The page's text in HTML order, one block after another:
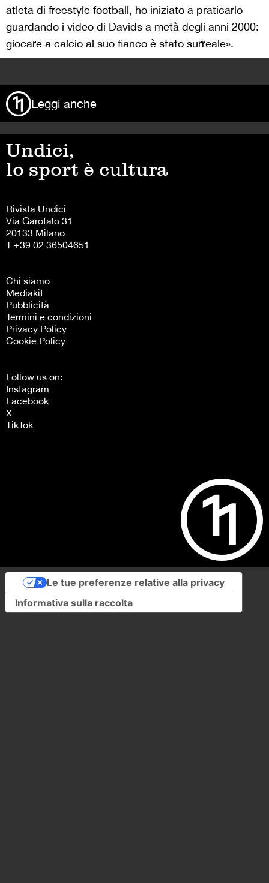
atleta di freestyle football, ho iniziato a praticarlo
guardando i video di Davids a metà degli anni 2000:
giocare a calcio al suo fianco è stato surreale».
Leggi anche
Undici,
lo sport è cultura
Rivista Undici
Via Garofalo 31
20133 Milano
T +39 02 36504651
Chi siamo
Mediakit
Pubblicità
Termini e condizioni
Privacy Policy
Cookie Policy
Follow us on:
Instagram
Facebook
X
TikTok
Informativa sulla raccolta
Le tue preferenze relative alla privacy